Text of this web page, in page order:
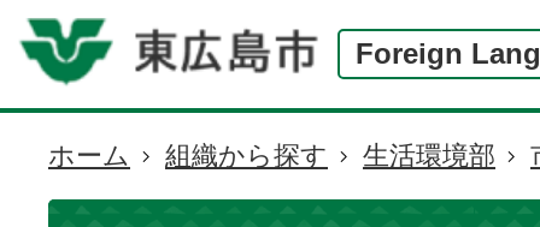
Foreign
現
在
ホーム 組織から探す 生活環境部